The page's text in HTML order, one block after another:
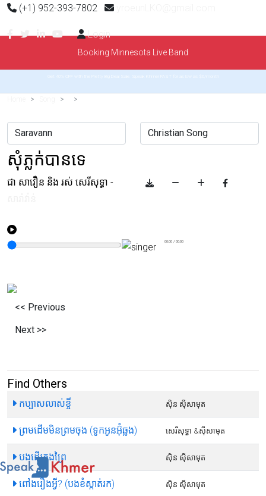
(+1) 952-393-7802
Login
Booking Minnesota Live Band
Get 40% OFF with the Pretty Big Deal Sale. Speak Khmer FAST for as low as $6/month
សុំភ្លក់បានទេ
ជា សាវឿន និង រស់ សេរីសុទ្ធា -
Example range 00:00 / 00:00
<< Previous
Next >>
Find Others
កប្បាសលាស់ខ្ចី ស៊ិន ស៊ីសាមុត
ព្រមដើមមិនព្រមចុង (ទូកអូនអ៊ុំឆ្លង) សេរីសុទ្ធា​ &ស៊ីសាមុត
បងដើរក្នុងព្រៃ ស៊ិន ស៊ីសាមុត
ពៅងរឿងអ្វី? (បងខំស្កាត់រក) ស៊ិន ស៊ីសាមុត